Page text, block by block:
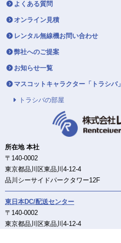
よくある質問
オンライン見積
レンタル無線機お問い合わせ
弊社へのご提案
お知らせ一覧
マスコットキャラクター「トラシバ」
トラシバの部屋
所在地 本社
〒140-0002
東京都品川区東品川4-12-4
品川シーサイドパークタワー12F
東日本DC/配送センター
〒140-0002
東京都品川区東品川4-12-4